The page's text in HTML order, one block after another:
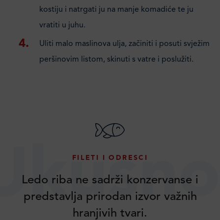
kostiju i natrgati ju na manje komadiće te ju
vratiti u juhu.
Uliti malo maslinova ulja, začiniti i posuti svježim
peršinovim listom, skinuti s vatre i poslužiti.
FILETI I ODRESCI
Ledo riba ne sadrži konzervanse i
predstavlja prirodan izvor važnih
hranjivih tvari.